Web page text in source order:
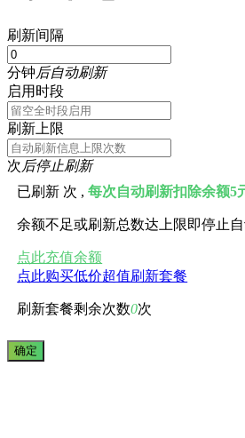
刷新间隔
分钟后自动刷新
启用时段
刷新上限
次后停止刷新
已刷新 次 ,每次自动刷新扣除余额5
余额不足或刷新总数达上限即停止
点此充值余额
点此购买低价超值刷新套餐
刷新套餐剩余次数0次